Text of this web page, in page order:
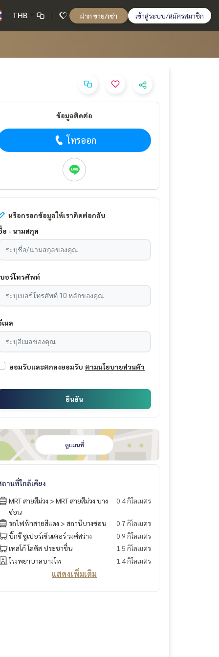
THB ฝาก ขาย/เช่า เข้าสู่ระบบ/สมัครสมาชิก
ข้อมูลติดต่อ
โทรออก
หรือกรอกข้อมูลให้เราติดต่อกลับ
อ - นามสกุล
บอร์โทรศัพท์
มล
ยอมรับและตกลงยอมรับ ตามนโยบายส่วนตัว
ยืนยัน
ดูแผนที่
ถานที่ใกล้เคียง
MRT สายสีม่วง > MRT สายสีม่วง บาง
ซ่อน
0.4 กิโลเมตร
รถไฟฟ้าสายสีแดง > สถานีบางซ่อน
0.7 กิโลเมตร
บิ๊กซี ซูเปอร์เซ็นเตอร์ วงศ์สว่าง
0.9 กิโลเมตร
เทสโก้ โลตัส ประชาชื่น
1.5 กิโลเมตร
โรงพยาบาลบางโพ
1.4 กิโลเมตร
แสดงเพิ่มเติม